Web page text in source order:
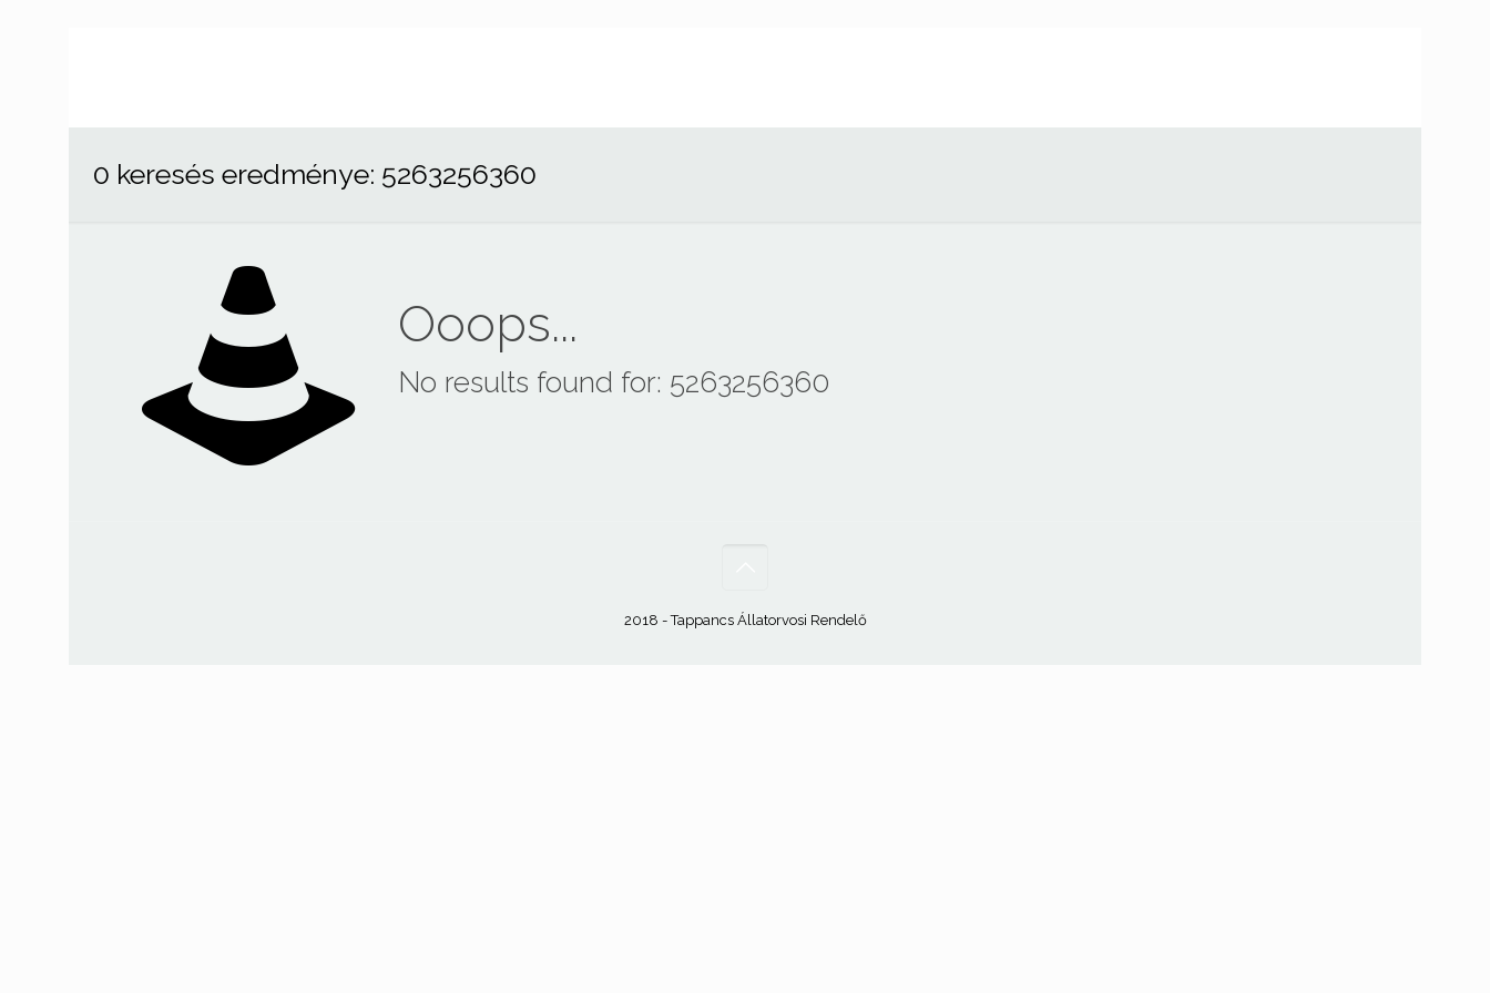
0 keresés eredménye: 5263256360
Ooops...
No results found for: 5263256360
2018 - Tappancs Állatorvosi Rendelő